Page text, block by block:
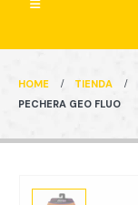
HOME TIENDA
PECHERA GEO FLUO